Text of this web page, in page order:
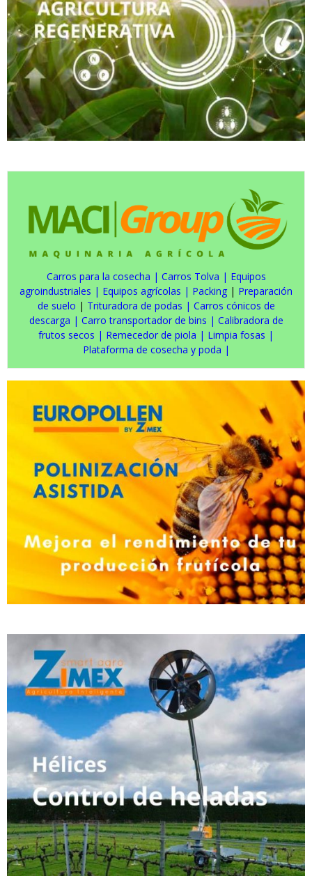
Carros para la cosecha | Carros Tolva | Equipos
agroindustriales | Equipos agrícolas | Packing | Preparación
de suelo | Trituradora de podas | Carros cónicos de
descarga | Carro transportador de bins | Calibradora de
frutos secos | Remecedor de piola | Limpia fosas |
Plataforma de cosecha y poda |